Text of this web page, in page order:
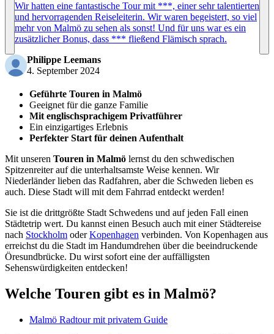
Wir hatten eine fantastische Tour mit ***, einer sehr talentierten
und hervorragenden Reiseleiterin. Wir waren begeistert, so viel
mehr von Malmö zu sehen als sonst! Und für uns war es ein
zusätzlicher Bonus, dass *** fließend Flämisch sprach.
Philippe Leemans
4. September 2024
Geführte Touren in Malmö
Geeignet für die ganze Familie
Mit englischsprachigem Privatführer
Ein einzigartiges Erlebnis
Perfekter Start für deinen Aufenthalt
Mit unseren Touren in Malmö lernst du den schwedischen
Spitzenreiter auf die unterhaltsamste Weise kennen. Wir
Niederländer lieben das Radfahren, aber die Schweden lieben es
auch. Diese Stadt will mit dem Fahrrad entdeckt werden!
Sie ist die drittgrößte Stadt Schwedens und auf jeden Fall einen
Städtetrip wert. Du kannst einen Besuch auch mit einer Städtereise
nach Stockholm oderKopenhagen verbinden. Von Kopenhagen aus
erreichst du die Stadt im Handumdrehen über die beeindruckende
Öresundbrücke. Du wirst sofort eine der auffälligsten
Sehenswürdigkeiten entdecken!
Welche Touren gibt es in Malmö?
Malmö Radtour mit privatem Guide